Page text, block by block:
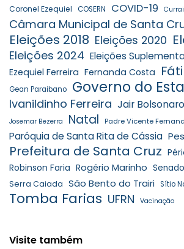
Coronel Ezequiel COSERN COVID-19
Câmara Municipal de Santa
Eleições 2018 Eleições 2020
Eleições 2024 Eleições
Ezequiel Ferreira Fernanda Costa
Gean Paraibano Governo do
Ivanildinho Ferreira Jair Bolsonaro
Josemar Bezerra Natal Padre Vicente
Paróquia de Santa Rita de Cássia
Prefeitura de Santa Cruz
Robinson Faria Rogério Marinho
Serra Caiada São Bento do Trairi Sítio
Tomba Farias UFRN Vacinação
Visite também